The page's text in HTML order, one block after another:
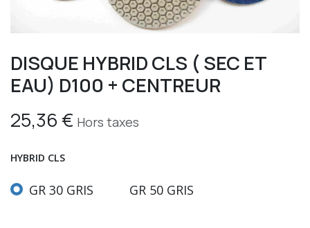
DISQUE HYBRID CLS ( SEC ET
EAU) D100 + CENTREUR
25,36 € Hors taxes
HYBRID CLS
GR 30 GRIS GR 50 GRIS